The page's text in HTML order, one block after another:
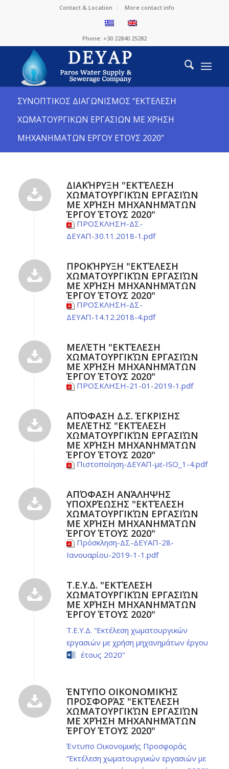
Contact & Location More contact info
Phone: +30 22840 25282
ΣΥΝΟΠΤΙΚΟΣ ΔΙΑΓΩΝΙΣΜΟΣ “ΕΚΤΕΛΕΣΗ
ΧΩΜΑΤΟΥΡΓΙΚΩΝ ΕΡΓΑΣΙΩΝ ΜΕ ΧΡΗΣΗ
ΜΗΧΑΝΗΜΑΤΩΝ ΕΡΓΟΥ ΕΤΟΥΣ 2020”
ΔΙΑΚΉΡΥΞΗ "ΕΚΤΈΛΕΣΗ
ΧΩΜΑΤΟΥΡΓΙΚΏΝ ΕΡΓΑΣΙΏΝ
ΜΕ ΧΡΉΣΗ ΜΗΧΑΝΗΜΆΤΩΝ
ΈΡΓΟΥ ΈΤΟΥΣ 2020"
ΠΡΟΣΚΛΗΣΗ-ΔΣ-
ΔΕΥΑΠ-30.11.2018-1.pdf
ΠΡΟΚΉΡΥΞΗ "ΕΚΤΈΛΕΣΗ
ΧΩΜΑΤΟΥΡΓΙΚΏΝ ΕΡΓΑΣΙΏΝ
ΜΕ ΧΡΉΣΗ ΜΗΧΑΝΗΜΆΤΩΝ
ΈΡΓΟΥ ΈΤΟΥΣ 2020"
ΠΡΟΣΚΛΗΣΗ-ΔΣ-
ΔΕΥΑΠ-14.12.2018-4.pdf
ΜΕΛΈΤΗ "ΕΚΤΈΛΕΣΗ
ΧΩΜΑΤΟΥΡΓΙΚΏΝ ΕΡΓΑΣΙΏΝ
ΜΕ ΧΡΉΣΗ ΜΗΧΑΝΗΜΆΤΩΝ
ΈΡΓΟΥ ΈΤΟΥΣ 2020"
ΠΡΟΣΚΛΗΣΗ-21-01-2019-1.pdf
ΑΠΌΦΑΣΗ Δ.Σ. ΈΓΚΡΙΣΗΣ
ΜΕΛΈΤΗΣ "ΕΚΤΈΛΕΣΗ
ΧΩΜΑΤΟΥΡΓΙΚΏΝ ΕΡΓΑΣΙΏΝ
ΜΕ ΧΡΉΣΗ ΜΗΧΑΝΗΜΆΤΩΝ
ΈΡΓΟΥ ΈΤΟΥΣ 2020"
Πιστοποίηση-ΔΕΥΑΠ-με-ISO_1-4.pdf
ΑΠΌΦΑΣΗ ΑΝΆΛΗΨΗΣ
ΥΠΟΧΡΈΩΣΗΣ "ΕΚΤΈΛΕΣΗ
ΧΩΜΑΤΟΥΡΓΙΚΏΝ ΕΡΓΑΣΙΏΝ
ΜΕ ΧΡΉΣΗ ΜΗΧΑΝΗΜΆΤΩΝ
ΈΡΓΟΥ ΈΤΟΥΣ 2020"
Πρόσκληση-ΔΣ-ΔΕΥΑΠ-28-
Ιανουαρίου-2019-1-1.pdf
Τ.Ε.Υ.Δ. "ΕΚΤΈΛΕΣΗ
ΧΩΜΑΤΟΥΡΓΙΚΏΝ ΕΡΓΑΣΙΏΝ
ΜΕ ΧΡΉΣΗ ΜΗΧΑΝΗΜΆΤΩΝ
ΈΡΓΟΥ ΈΤΟΥΣ 2020"
Τ.Ε.Υ.Δ. “Εκτέλεση χωματουργικών
εργασιών με χρήση μηχανημάτων έργου
έτους 2020”
ΈΝΤΥΠΟ ΟΙΚΟΝΟΜΙΚΉΣ
ΠΡΟΣΦΟΡΆΣ "ΕΚΤΈΛΕΣΗ
ΧΩΜΑΤΟΥΡΓΙΚΏΝ ΕΡΓΑΣΙΏΝ
ΜΕ ΧΡΉΣΗ ΜΗΧΑΝΗΜΆΤΩΝ
ΈΡΓΟΥ ΈΤΟΥΣ 2020"
Έντυπο Οικονομικής Προσφοράς
“Εκτέλεση χωματουργικών εργασιών με